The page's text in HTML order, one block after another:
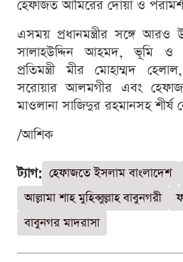
হেফাজত আমিরের দোয়া ও
এসময় প্রধানমন্ত্রীর সঙ্গে আরও
সালাহউদ্দিন আহমদ, ভূমি ও
প্রতিমন্ত্রী মীর মোহাম্মদ
সরোয়ার আলমগীর এবং
মাওলানা সাজিদুর রহমানসহ শীর্ষ
/আশিক
ট্যাগ: হেফাজতে ইসলাম বাংলাদেশ
আল্লামা শাহ মুহিব্বুল্লাহ বাবুনগরী
বাবুনগর মাদরাসা